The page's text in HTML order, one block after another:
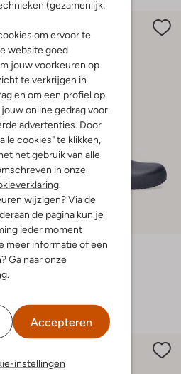
(gezamenlijk:
om ervoor te
website goed
jouw voorkeuren op
te verkrijgen in
en om een profiel op
online gedrag voor
advertenties. Door
cookies" te klikken,
het gebruik van alle
in onze
wijzigen? Via de
de pagina kun je
ieder moment
meer informatie of een
Ga naar onze
Accepteren
instellingen
-40%
Igor
Regenlaarzen